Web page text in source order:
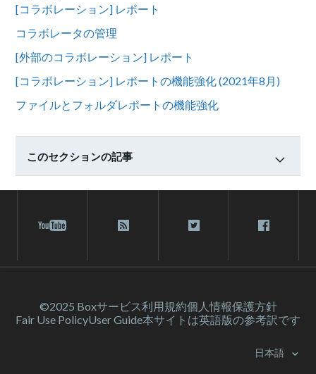
[コラボレーション] レポート
コラボレータの管理
[外部のコラボレーション] レポート
[コラボレーション] レポートの機能強化 (2021年8月)
ファイルとフォルダレポートの機能強化
このセクションの記事
©2025 Boxサービス利⽤規約個人情報保護方針
Fair Use PolicyUser Guide本サイトは英語版の参考訳です
日本語